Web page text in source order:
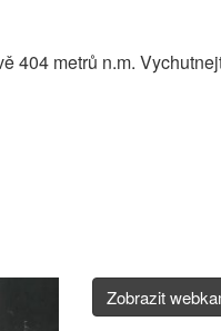
404 metrů n.m.
Zobrazit